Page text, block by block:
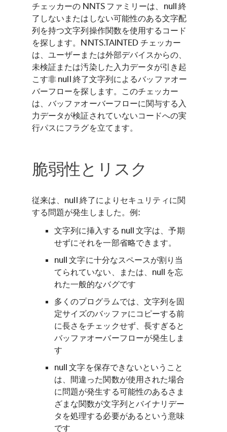
チェッカーの NNTS ファミリーは、null 終
了しないまたはしない可能性のある文字配
列を持つ文字列操作関数を使用するコード
を探します。NNTS.TAINTED チェッカー
は、ユーザーまたは外部デバイスからの、
未検証または汚染した入力データが引き起
こす非 null 終了文字列によるバッファオー
バーフローを探します。このチェッカー
は、バッファオーバーフローに関与する入
力データが検証されていないコードへの実
行パスにフラグを立てます。
脆弱性とリスク
従来は、null 終了によりセキュリティに関
する問題が発生しました。例:
文字列に挿入する null 文字は、予期
せずにそれを一部省略できます。
null 文字に十分なスペースが割り当
てられていない、または、null を忘
れた一般的なバグです
多くのプログラムでは、文字列を固
定サイズのバッファにコピーする前
に長さをチェックせず、長すぎると
バッファオーバーフローが発生しま
す
null 文字を保存できないということ
は、間違った関数が使用された場合
に問題が発生する可能性のあるさま
ざまな関数が文字列とバイナリデー
タを処理する必要があるという意味
です